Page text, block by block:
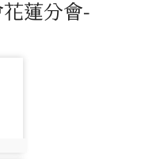
花蓮分會-